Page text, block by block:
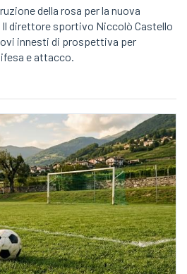
della rosa per la nuova
direttore sportivo Niccolò Castello
innesti di prospettiva per
e attacco.